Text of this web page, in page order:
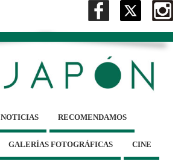
NOTICIAS RECOMENDAMOS
GALERÍAS FOTOGRÁFICAS CINE